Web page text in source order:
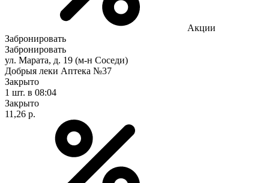
Акции
Забронировать
Забронировать
ул. Марата, д. 19 (м-н Соседи)
Добрыя леки Аптека №37
Закрыто
1 шт. в 08:04
Закрыто
11,26 р.